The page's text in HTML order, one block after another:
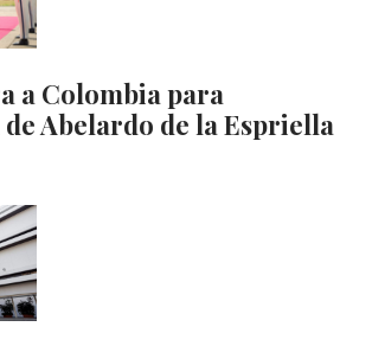
a Colombia para
Abelardo de la Espriella